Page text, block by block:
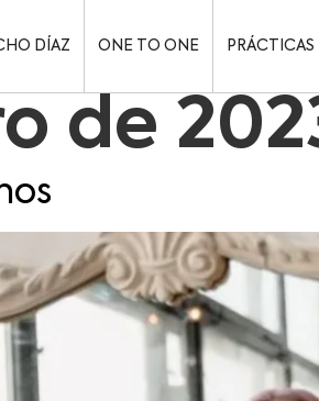
DÍAZ ONE TO ONE PRÁCTICAS
de